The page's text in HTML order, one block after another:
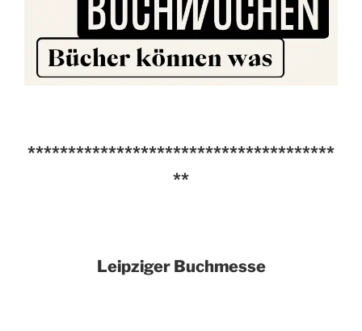
**************************************
**
Leipziger Buchmesse